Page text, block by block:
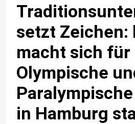
setzt Zeichen:
macht sich für
Olympische
in Hamburg